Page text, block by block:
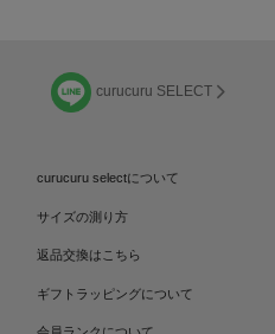
curucuru SELECT
curucuru selectについて
サイズの測り方
返品交換はこちら
ギフトラッピングについて